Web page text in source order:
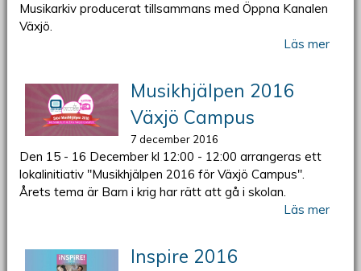
Musikarkiv producerat tillsammans med Öppna Kanalen
Växjö.
Läs mer
Musikhjälpen 2016
Växjö Campus
7 december 2016
Den 15 - 16 December kl 12:00 - 12:00 arrangeras ett
lokalinitiativ "Musikhjälpen 2016 för Växjö Campus".
Årets tema är Barn i krig har rätt att gå i skolan.
Läs mer
Inspire 2016